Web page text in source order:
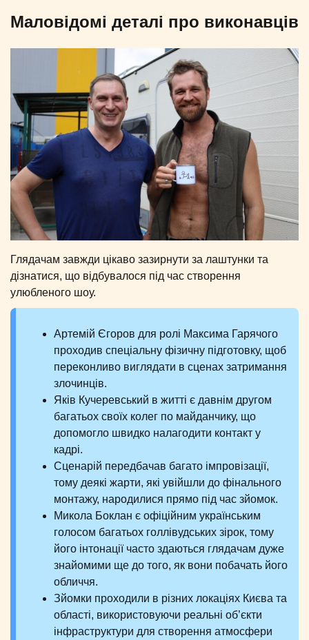
Маловідомі деталі про виконавців
Глядачам завжди цікаво зазирнути за лаштунки та
дізнатися, що відбувалося під час створення
улюбленого шоу.
Артемій Єгоров для ролі Максима Гарячого
проходив спеціальну фізичну підготовку, щоб
переконливо виглядати в сценах затримання
злочинців.
Яків Кучеревський в житті є давнім другом
багатьох своїх колег по майданчику, що
допомогло швидко налагодити контакт у
кадрі.
Сценарій передбачав багато імпровізації,
тому деякі жарти, які увійшли до фінального
монтажу, народилися прямо під час зйомок.
Микола Боклан є офіційним українським
голосом багатьох голлівудських зірок, тому
його інтонації часто здаються глядачам дуже
знайомими ще до того, як вони побачать його
обличчя.
Зйомки проходили в різних локаціях Києва та
області, використовуючи реальні об’єкти
інфраструктури для створення атмосфери